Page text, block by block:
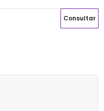
Consultar